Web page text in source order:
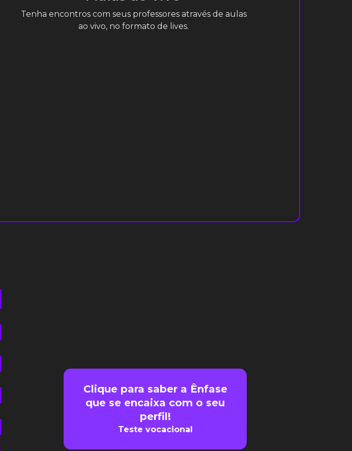
Tenha encontros com seus professores através de aulas
ao vivo, no formato de lives.
Clique para saber a Ênfase
que se encaixa com o seu
perfil!
Teste vocacional